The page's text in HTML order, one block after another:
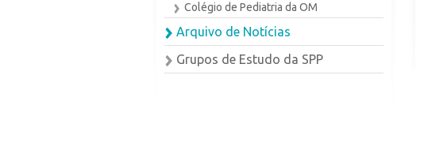
Colégio de Pediatria da OM
Arquivo de Notícias
Grupos de Estudo da SPP